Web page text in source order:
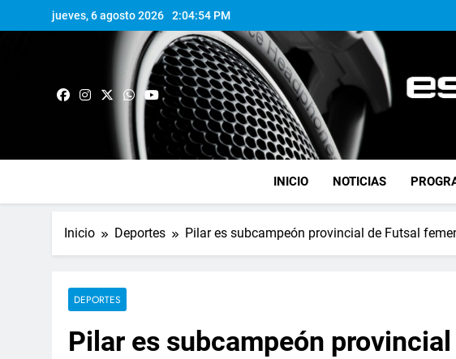
jueves, 6 agosto 2026 2:04:55 PM
INICIO NOTICIAS
Inicio Deportes Pilar es subcampeón provincial de Futsal
DEPORTES
Pilar es subcampeón